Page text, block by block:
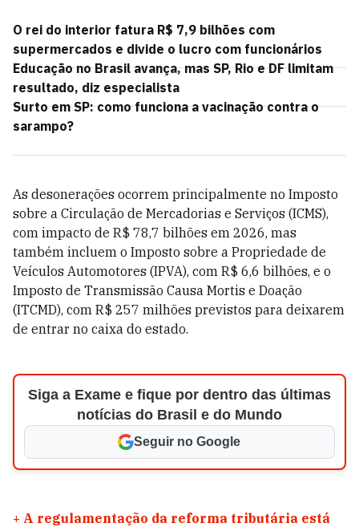
O rei do interior fatura R$ 7,9 bilhões com
supermercados e divide o lucro com funcionários
Educação no Brasil avança, mas SP, Rio e DF limitam
resultado, diz especialista
Surto em SP: como funciona a vacinação contra o
sarampo?
As desonerações ocorrem principalmente no Imposto
sobre a Circulação de Mercadorias e Serviços (ICMS),
com impacto de R$ 78,7 bilhões em 2026, mas
também incluem o Imposto sobre a Propriedade de
Veículos Automotores (IPVA), com R$ 6,6 bilhões, e o
Imposto de Transmissão Causa Mortis e Doação
(ITCMD), com R$ 257 milhões previstos para deixarem
de entrar no caixa do estado.
Siga a Exame e fique por dentro das últimas
notícias do Brasil e do Mundo
Seguir no Google
+ A regulamentação da reforma tributária está